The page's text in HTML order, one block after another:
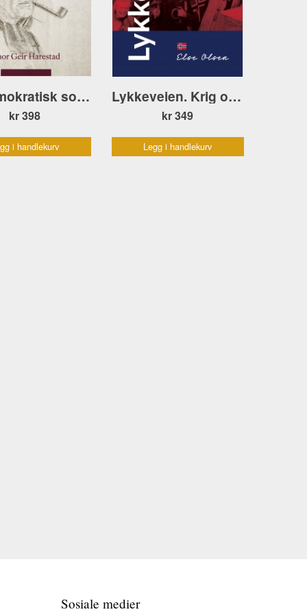
En demokratisk sosialist. Gustav Natvig-Pedersen
kr 398
i handlekurv
Lykkeveien. Krig og fred – barns opplevelser mai 1945
kr 349
Legg i handlekurv
Sosiale medier